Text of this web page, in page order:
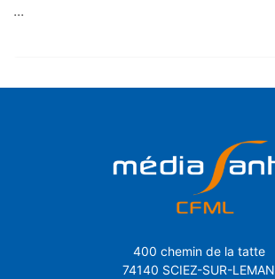
...
400 chemin de la tatte
74140 SCIEZ-SUR-LEMAN